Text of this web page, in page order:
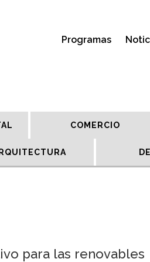
Programas
COMERCIO
para las renovables